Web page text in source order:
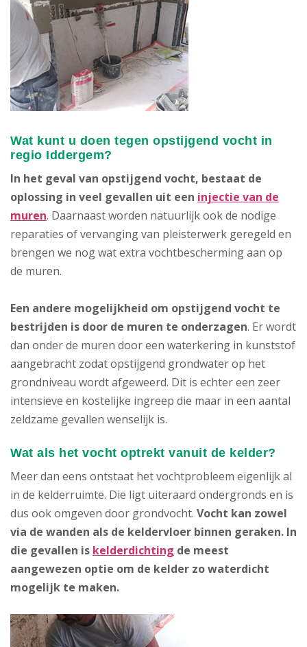
Wat kunt u doen tegen opstijgend vocht in
regio Iddergem?
In het geval van opstijgend vocht, bestaat de
oplossing in veel gevallen uit een injectie van de
muren. Daarnaast worden natuurlijk ook de nodige
reparaties of vervanging van pleisterwerk geregeld en
brengen we nog wat extra vochtbescherming aan op
de muren.
Een andere mogelijkheid om opstijgend vocht te
bestrijden is door de muren te onderzagen. Er wordt
dan onder de muren door een waterkering in kunststof
aangebracht zodat opstijgend grondwater op het
grondniveau wordt afgeweerd. Dit is echter een zeer
intensieve en kostelijke ingreep die maar in een aantal
zeldzame gevallen wenselijk is.
Wat als het vocht optrekt vanuit de kelder?
Meer dan eens ontstaat het vochtprobleem eigenlijk al
in de kelderruimte. Die ligt uiteraard ondergronds en is
dus ook omgeven door grondvocht. Vocht kan zowel
via de wanden als de keldervloer binnen geraken. In
die gevallen is kelderdichting de meest
aangewezen optie om de kelder zo waterdicht
mogelijk te maken.